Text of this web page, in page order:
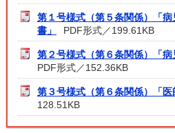
第１号様式（第５条関係）「
書」
PDF形式／199.61KB
第２号様式（第６条関係）「病
PDF形式／152.36KB
第３号様式（第６条関係）「医
128.51KB